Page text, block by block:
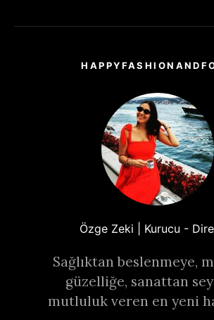
Özge Zeki | Kurucu -
Sağlıktan beslenmeye,
güzelliğe, sanattan
mutluluk veren en yeni